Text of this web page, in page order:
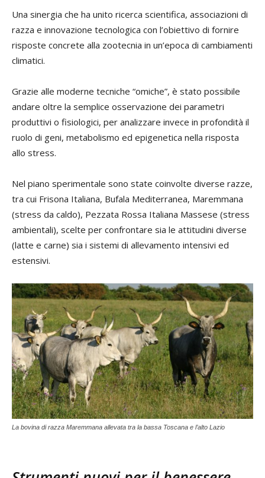
Una sinergia che ha unito ricerca scientifica, associazioni di
razza e innovazione tecnologica con l’obiettivo di fornire
risposte concrete alla zootecnia in un’epoca di cambiamenti
climatici.
Grazie alle moderne tecniche “omiche”, è stato possibile
andare oltre la semplice osservazione dei parametri
produttivi o fisiologici, per analizzare invece in profondità il
ruolo di geni, metabolismo ed epigenetica nella risposta
allo stress.
Nel piano sperimentale sono state coinvolte diverse razze,
tra cui Frisona Italiana, Bufala Mediterranea, Maremmana
(stress da caldo), Pezzata Rossa Italiana Massese (stress
ambientali), scelte per confrontare sia le attitudini diverse
(latte e carne) sia i sistemi di allevamento intensivi ed
estensivi.
La bovina di razza Maremmana allevata tra la bassa Toscana e l’alto Lazio